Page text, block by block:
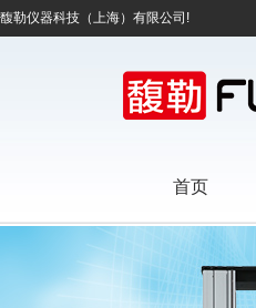
馥勒仪器科技（上海）有限公司!
首页